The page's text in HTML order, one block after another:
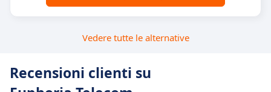
Vedere tutte le alternative
Recensioni clienti su